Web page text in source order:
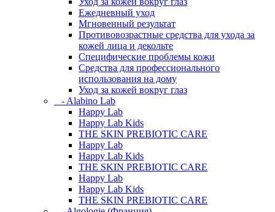
Ежедневный уход
Мгновенный результат
Противовозрастные средства для ухода за
кожей лица и декольте
Специфические проблемы кожи
Средства для профессионального
использования на дому
Уход за кожей вокруг глаз
- Alabino Lab
Happy Lab
Happy Lab Kids
THE SKIN PREBIOTIC CARE
Happy Lab
Happy Lab Kids
THE SKIN PREBIOTIC CARE
Happy Lab
Happy Lab Kids
THE SKIN PREBIOTIC CARE